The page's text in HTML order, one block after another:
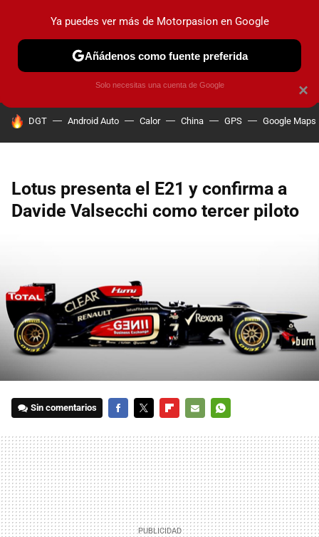
PRUEBAS COCHES ELÉCTRICOS OBSERVATORIO
HOY SE HABLA DE
DGT Android Auto Calor China GPS Google Maps
Lotus presenta el E21 y confirma a
Davide Valsecchi como tercer piloto
Sin comentarios
MAIL
×
Ya puedes ver más de Motorpasion en Google
Añádenos como fuente preferida
Solo necesitas una cuenta de Google